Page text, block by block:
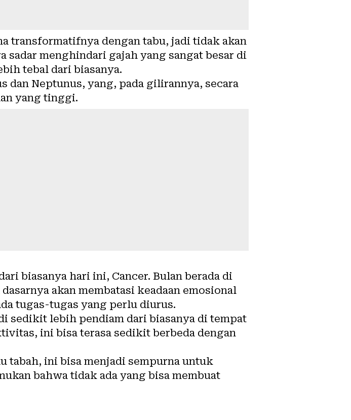
transformatifnya dengan tabu, jadi tidak akan
menghindari gajah yang sangat besar di
tebal dari biasanya.
dan Neptunus, yang, pada gilirannya, secara
yang tinggi.
biasanya hari ini, Cancer. Bulan berada di
akan membatasi keadaan emosional
tugas-tugas yang perlu diurus.
sedikit lebih pendiam dari biasanya di tempat
ini bisa terasa sedikit berbeda dengan
tabah, ini bisa menjadi sempurna untuk
bahwa tidak ada yang bisa membuat